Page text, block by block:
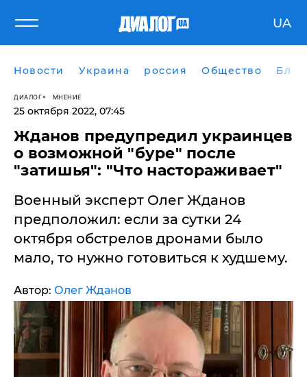
UA
Новости Украина россия Общество
ДИАЛОГ МНЕНИЕ
25 октября 2022, 07:45
Жданов предупредил украинцев
о возможной "буре" после
"затишья": "Что настораживает"
Военный эксперт Олег Жданов
предположил: если за сутки 24
октября обстрелов дронами было
мало, то нужно готовиться к худшему.
Автор: Олег Жданов